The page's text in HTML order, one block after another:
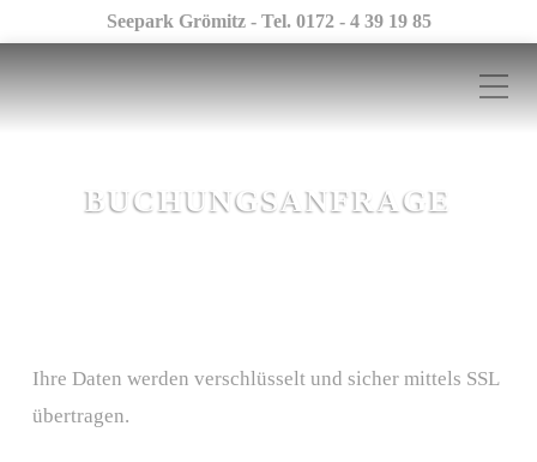
Seepark Grömitz - Tel. 0172 - 4 39 19 85
BUCHUNGSANFRAGE
Ihre Daten werden verschlüsselt und sicher mittels SSL
übertragen.